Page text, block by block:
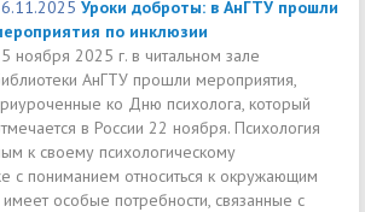
Уроки доброты: в АнГТУ прошли
по инклюзии
ноября 2025 г. в читальном зале
АнГТУ прошли мероприятия,
ко Дню психолога, который
в России 22 ноября. Психология
к своему психологическому
с пониманием относиться к окружающим
особые потребности, связанные с